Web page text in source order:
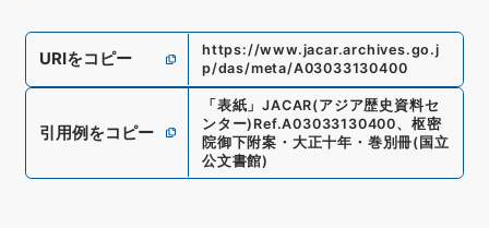
URIをコピー
https://www.jacar.archives.go.j
p/das/meta/A03033130400
引用例をコピー
「表紙 」JACAR(アジア歴史資料セ
ンター) Ref.A03033130400、 枢密
院御下附案・大正十年・巻別冊(国立
公文書館)